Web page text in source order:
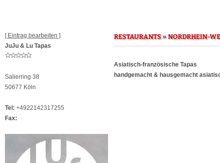
[ Eintrag bearbeiten ]
JuJu & Lu Tapas
Salierring 38
50677 Köln
Tel: +4922142317255
Fax:
RESTAURANTS»NORDRHEIN-
Asiatisch-französische Tapas
handgemacht & hausgemacht